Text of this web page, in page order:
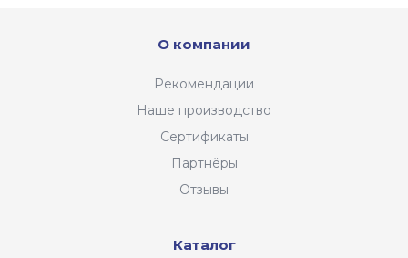
О компании
Рекомендации
Наше производство
Сертификаты
Партнёры
Отзывы
Каталог